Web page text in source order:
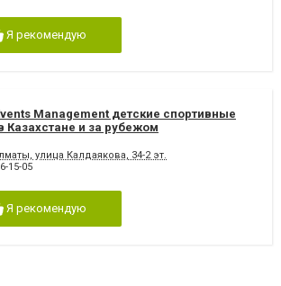
Я рекомендую
Management детские спортивные
Казахстане и за рубежом
улица Калдаякова, 34-2 эт.
15-05
Я рекомендую